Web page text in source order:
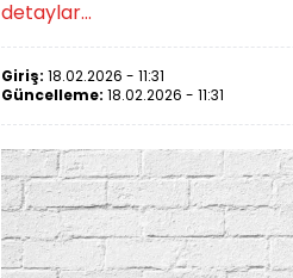
detaylar...
Giriş: 18.02.2026 - 11:31
Güncelleme: 18.02.2026 - 11:31